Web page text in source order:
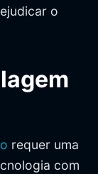
o
requer uma
com